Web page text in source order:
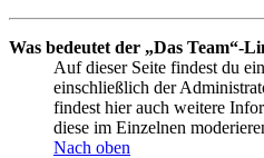
Was bedeutet der „Das Team“-
Auf dieser Seite findest du
einschließlich der
findest hier auch weitere
diese im Einzelnen
Nach oben